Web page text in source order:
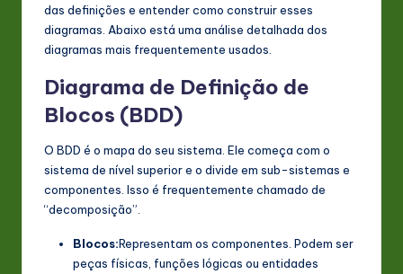
das definições e entender como construir esses
diagramas. Abaixo está uma análise detalhada dos
diagramas mais frequentemente usados.
Diagrama de Definição de
Blocos (BDD)
O BDD é o mapa do seu sistema. Ele começa com o
sistema de nível superior e o divide em sub-sistemas e
componentes. Isso é frequentemente chamado de
“decomposição”.
Blocos:Representam os componentes. Podem ser
peças físicas, funções lógicas ou entidades